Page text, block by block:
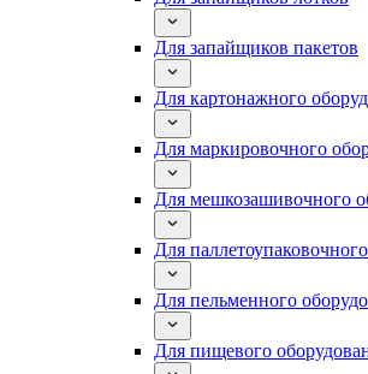
Для запайщиков пакетов
Для картонажного
Для маркировочного
Для мешкозашивочного
Для
Для пельменного
Для пищевого